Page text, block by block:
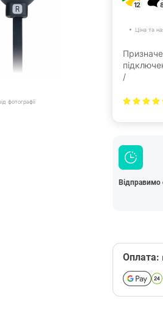
фотографії
12 8
Ціна та
/
Відправимо
Оплата: